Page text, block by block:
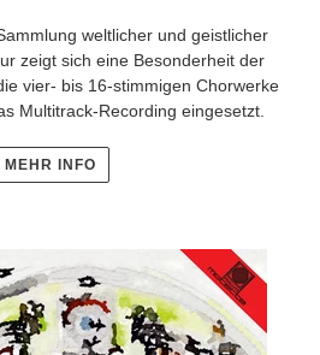
weltlicher und geistlicher
zeigt sich eine Besonderheit der
vier- bis 16-stimmigen Chorwerke
Multitrack-Recording eingesetzt.
MEHR INFO